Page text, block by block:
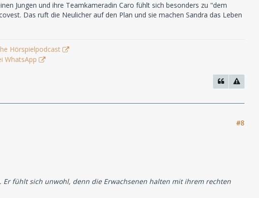
Jungen und ihre Teamkameradin Caro fühlt sich besonders zu "dem
Das ruft die Neulicher auf den Plan und sie machen Sandra das Leben
Hörspielpodcast
WhatsApp
#8
fühlt sich unwohl, denn die Erwachsenen halten mit ihrem rechten